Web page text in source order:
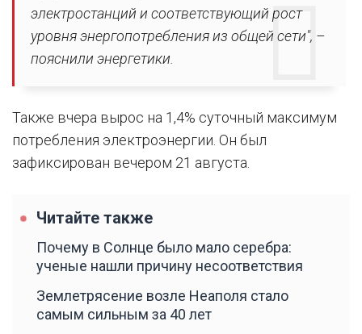
электростанций и соответствующий рост
уровня энергопотребления из общей сети", –
пояснили энергетики.
Также вчера вырос на 1,4% суточный максимум
потребления электроэнергии. Он был
зафиксирован вечером 21 августа.
Читайте также
Почему в Солнце было мало серебра:
ученые нашли причину несоответствия
Землетрясение возле Неаполя стало
самым сильным за 40 лет